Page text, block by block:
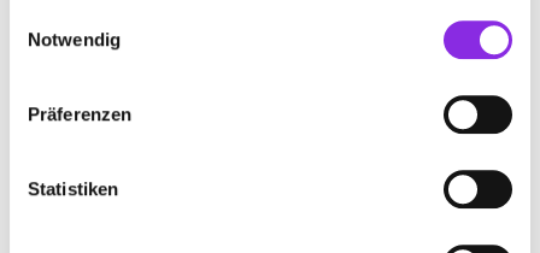
Notwendig
Präferenzen
Statistiken
Informationen zum Datenschutz, insbesondere auch zu Euren
Rechten, findet ihr in unserer